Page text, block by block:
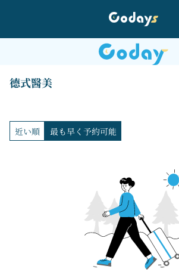
德式醫美
近い順 最も早く予約可能